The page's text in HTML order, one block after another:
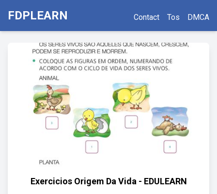
FDPLEARN Contact Tos DMCA
Exercicios Origem Da Vida - EDULEARN